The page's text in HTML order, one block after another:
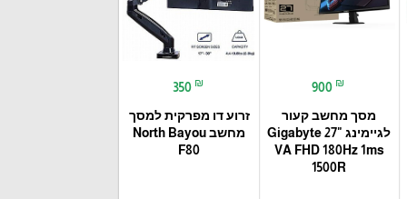
900 ₪
מסך מחשב קעור
לגיימינג Gigabyte 27"
VA FHD 180Hz 1ms
1500R
350 ₪
זרוע דו מפרקית למסך
מחשב North Bayou
F80